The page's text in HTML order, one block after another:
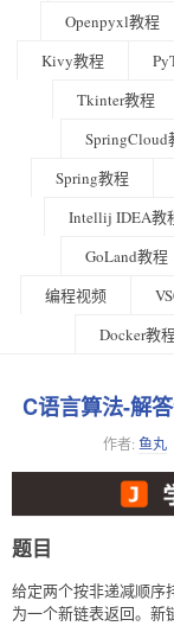
Openpyxl教程
Kivy教程
Tkinter教程
SpringCloud
Spring教程
Intellij IDEA教
GoLand教程
编程视频
Docker教
C语言算法-解
作者: 鱼丸
题目
给定两个按非递减顺序
为一个新链表返回。新